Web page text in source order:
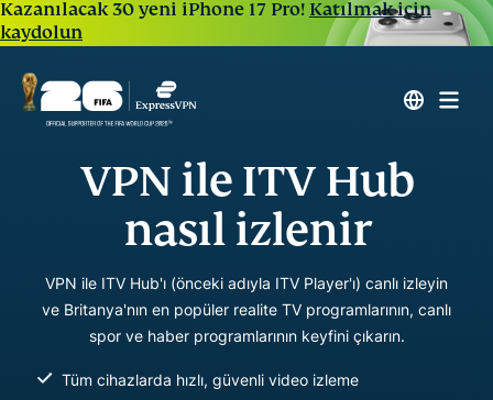
Kazanılacak 30 yeni iPhone 17 Pro! Katılmak için
kaydolun
VPN ile ITV Hub
nasıl izlenir
VPN ile ITV Hub'ı (önceki adıyla ITV Player'ı) canlı izleyin
ve Britanya'nın en popüler realite TV programlarının, canlı
spor ve haber programlarının keyfini çıkarın.
Tüm cihazlarda hızlı, güvenli video izleme